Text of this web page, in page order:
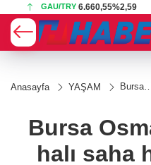
GAU/TRY 6.660,55%2,59
Anasayfa YAŞAM
Bursa
Bursa
halı saha